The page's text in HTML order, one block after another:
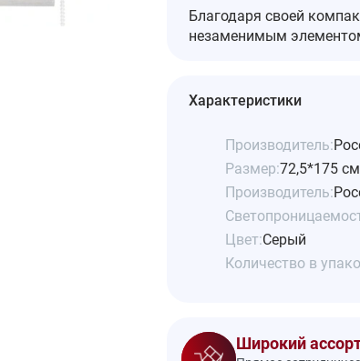
Благодаря своей
незаменимым
Характеристики
Производитель:
Размер:72,5*175 см
Производитель:
Цвет:Серый
Количество в
Широкий